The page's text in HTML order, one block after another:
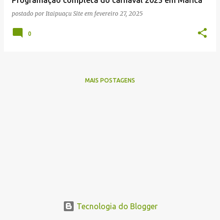
postado por Itaipuaçu Site em fevereiro 27, 2025
0
MAIS POSTAGENS
Tecnologia do Blogger